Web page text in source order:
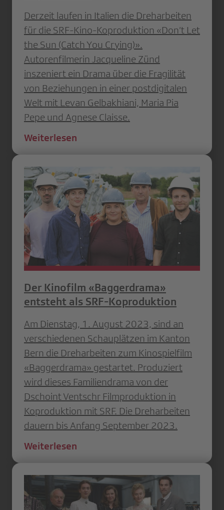
Derzeit laufen in Italien die Dreharbeiten
für die SRF-Kino-Koproduktion «Don’t Let
the Sun (Catch You Crying)».
Autorenfilmerin Jacqueline Zünd
inszeniert ein Drama über die Fragilität
von Beziehungen in einer postdigitalen
Welt mit Levan Gelbakhiani, Maria Pia
Pepe und Agnese Claisse.
Weiterlesen
Der Kinofilm «Baggerdrama»
entsteht als SRF-Koproduktion
Am Dienstag, 1. August 2023, sind an
verschiedenen Schauplätzen im Kanton
Bern die Dreharbeiten zum Kinospielfilm
«Baggerdrama» gestartet. Produziert
wird dieses Familiendrama von der
Dschoint Ventschr Filmproduktion in
Koproduktion mit SRF. Die Dreharbeiten
dauern bis Anfang September 2023.
Weiterlesen